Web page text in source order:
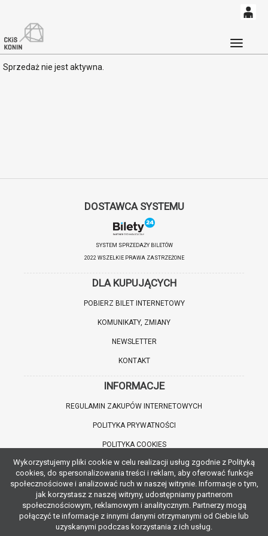
0,00
PLN
Sprzedaż nie jest aktywna.
DOSTAWCA SYSTEMU
SYSTEM SPRZEDAŻY BILETÓW
2022 WSZELKIE PRAWA ZASTRZEŻONE
DLA KUPUJĄCYCH
POBIERZ BILET INTERNETOWY
KOMUNIKATY, ZMIANY
NEWSLETTER
KONTAKT
INFORMACJE
REGULAMIN ZAKUPÓW INTERNETOWYCH
POLITYKA PRYWATNOŚCI
POLITYKA COOKIES
WARTO WIEDZIEĆ
INFORMACJE O ZNIŻKACH
JAK DOJECHAĆ
Wykorzystujemy pliki cookie w celu realizacji usług zgodnie z Polityką
cookies, do spersonalizowania treści i reklam, aby oferować funkcje
społecznościowe i analizować ruch w naszej witrynie. Informacje o tym,
jak korzystasz z naszej witryny, udostępniamy partnerom
społecznościowym, reklamowym i analitycznym. Partnerzy mogą
połączyć te informacje z innymi danymi otrzymanymi od Ciebie lub
uzyskanymi podczas korzystania z ich usług.